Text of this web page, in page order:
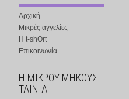
Αρχική
Μικρές αγγελίες
Η t-shOrt
Επικοινωνία
Η ΜΙΚΡΟΥ ΜΗΚΟΥΣ
ΤΑΙΝΙΑ